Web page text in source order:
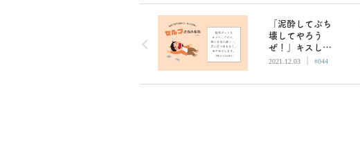
「泥酔してぶち
壊してやろう
ぜ！」キスした
彼…なぜ急に音
編集部セルフお
2021.12.03 | #044